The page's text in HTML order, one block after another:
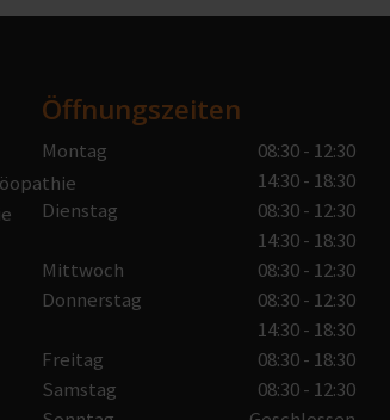
Öffnungszeiten
Montag
08:30 - 12:30
14:30 - 18:30
Dienstag
08:30 - 12:30
14:30 - 18:30
Mittwoch
08:30 - 12:30
Donnerstag
08:30 - 12:30
14:30 - 18:30
Freitag
08:30 - 18:30
Samstag
08:30 - 12:30